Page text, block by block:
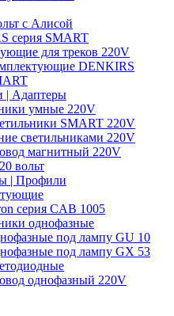
c Алисой
серия SMART
для треков 220V
DENKIRS
| Адаптеры
умные 220V
SMART 220V
светильниками 220V
магнитный 220V
вольт
| Профили
серия CAB 1005
однофазные
под лампу GU 10
под лампу GX 53
однофазный 220V